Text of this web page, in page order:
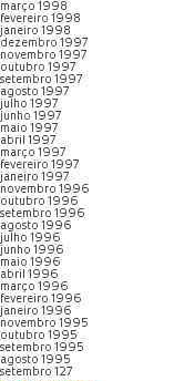
março 1998
fevereiro 1998
janeiro 1998
dezembro 1997
novembro 1997
outubro 1997
setembro 1997
agosto 1997
julho 1997
junho 1997
maio 1997
abril 1997
março 1997
fevereiro 1997
janeiro 1997
novembro 1996
outubro 1996
setembro 1996
agosto 1996
julho 1996
junho 1996
maio 1996
abril 1996
março 1996
fevereiro 1996
janeiro 1996
novembro 1995
outubro 1995
setembro 1995
agosto 1995
setembro 127